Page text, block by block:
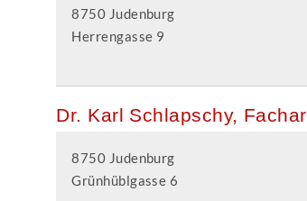
8750 Judenburg
Herrengasse 9
Dr. Karl Schlapschy,
8750 Judenburg
Grünhüblgasse 6